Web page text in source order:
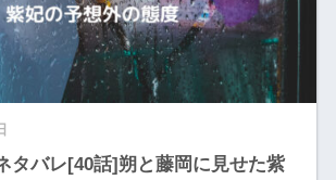
タバレ[40話]朔と藤岡に見せた紫